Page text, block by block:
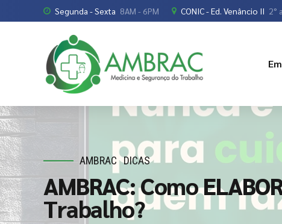
Segunda - Sexta 8AM - 6PM CONIC - Ed. Venâncio II 2°
AMBRAC DICAS
AMBRAC: Como
Trabalho?